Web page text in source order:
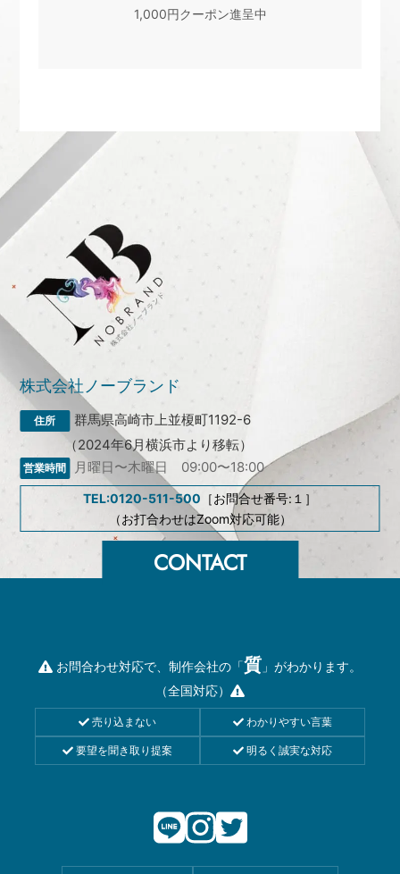
1,000円クーポン進呈中
株式会社ノーブランド
群馬県高崎市上並榎町1192-6
（2024年6月横浜市より移転）
月曜日〜木曜日 09:00〜18:00
TEL:0120-511-500 ［お問合せ番号:１］
（お打合わせはZoom対応可能）
お問合わせ対応で、制作会社の「質 」がわかります。
（全国対応）
売り込まない わかりやすい言葉
要望を聞き取り提案 明るく誠実な対応